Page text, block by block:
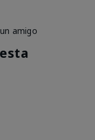
amigo